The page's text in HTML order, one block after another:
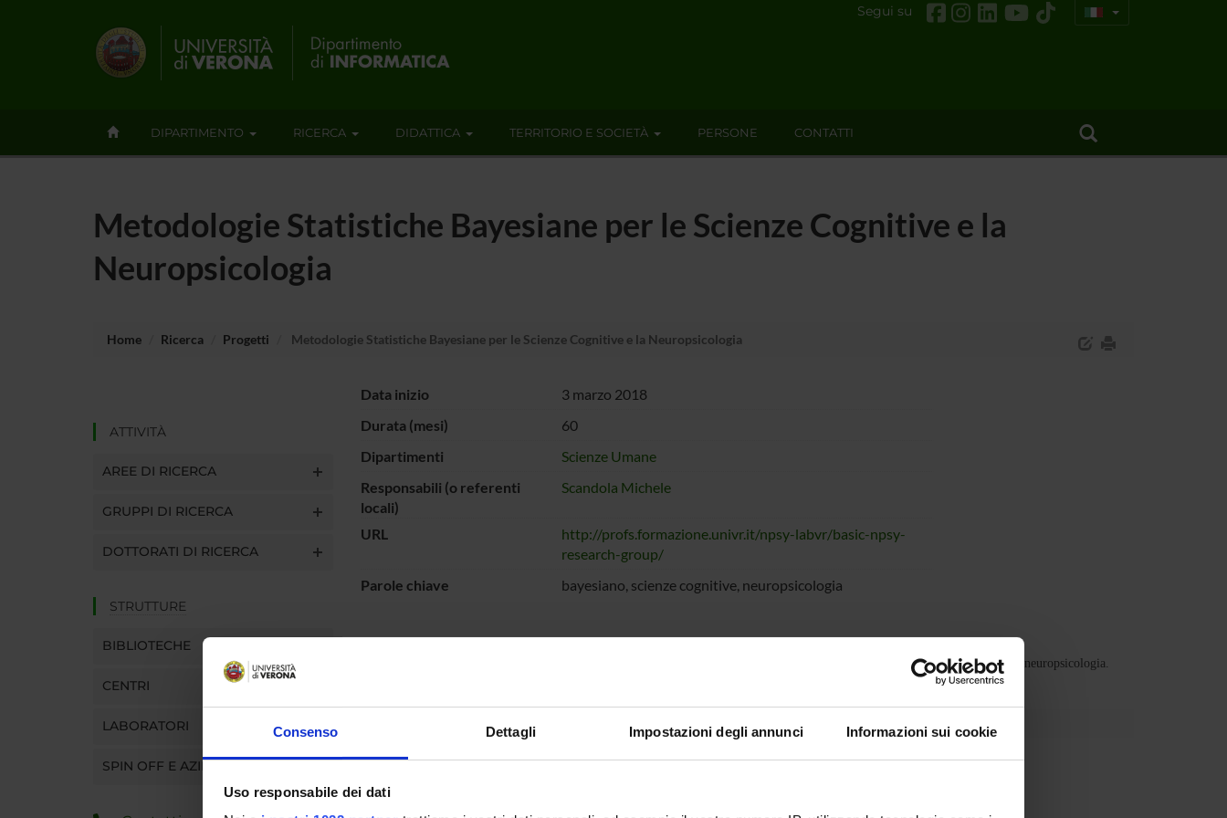
Consenso Dettagli Impostazioni degli annunci Informazioni sui cookie
Uso responsabile dei dati
Segui su
DIPARTIMENTO RICERCA DIDATTICA TERRITORIO E SOCIETÀ PERSONE CONTATTI
Metodologie Statistiche Bayesiane per le Scienze Cognitive e la
Neuropsicologia
Home Ricerca Progetti Metodologie Statistiche Bayesiane per le Scienze Cognitive e la Neuropsicologia
ATTIVITÀ
AREE DI RICERCA
GRUPPI DI RICERCA
DOTTORATI DI RICERCA
STRUTTURE
BIBLIOTECHE
CENTRI
LABORATORI
SPIN OFF E AZIENDE
Data inizio
3 marzo 2018
Durata (mesi)
60
Dipartimenti
Scienze Umane
Responsabili (o referenti
locali)
Scandola Michele
URL
http://profs.formazione.univr.it/npsy-labvr/basic-npsy-
research-group/
Parole chiave
bayesiano, scienze cognitive, neuropsicologia
Questo progetto ha come scopo lo sviluppo e la diffusione delle metodologie statistiche bayesiane nelle scienze cognitive e nella neuropsicologia.
PARTECIPANTI AL PROGETTO
Michele Scandola Professore associato